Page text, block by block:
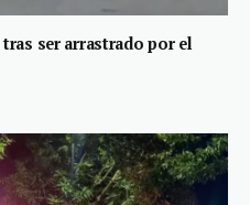
ser arrastrado por el